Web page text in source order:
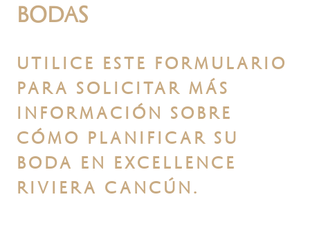
BODAS
UTILICE ESTE FORMULARIO
PARA SOLICITAR MÁS
INFORMACIÓN SOBRE
CÓMO PLANIFICAR SU
BODA EN EXCELLENCE
RIVIERA CANCÚN.